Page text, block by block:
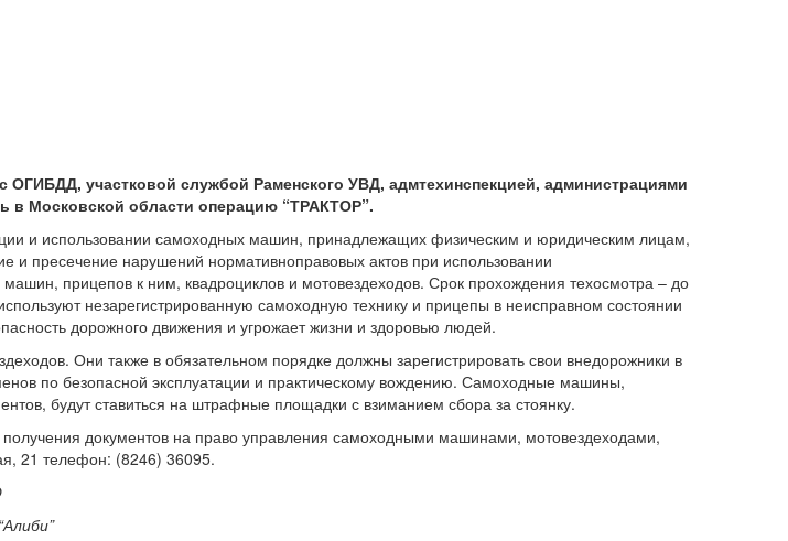
ОГИБДД, участковой службой Раменского УВД, адмтехинспекцией, администрациями
в Московской области операцию “ТРАКТОР”.
и использовании самоходных машин, принадлежащих физическим и юридическим лицам,
и пресечение нарушений нормативно­правовых актов при использовании
прицепов к ним, квадроциклов и мотовездеходов. Срок прохождения техосмотра – до
незарегистрированную самоходную технику и прицепы в неисправном состоянии
дорожного движения и угрожает жизни и здоровью людей.
Они также в обязательном порядке должны зарегистрировать свои внедорожники в
по безопасной эксплуатации и практическому вождению. Самоходные машины,
будут ставиться на штрафные площадки с взиманием сбора за стоянку.
документов на право управления самоходными машинами, мотовездеходами,
21 телефон: (8­246) 3­60­95.